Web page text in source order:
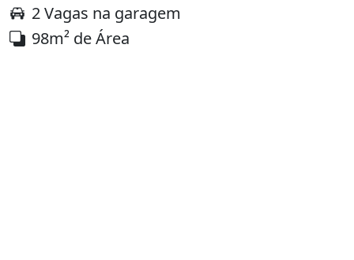
2 Vagas na garagem
98m² de Área